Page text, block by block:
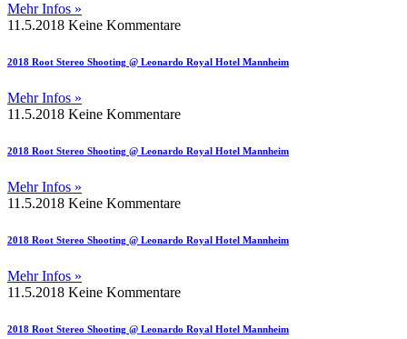
Mehr Infos »
11.5.2018 Keine Kommentare
2018 Root Stereo Shooting @ Leonardo Royal Hotel Mannheim
Mehr Infos »
11.5.2018 Keine Kommentare
2018 Root Stereo Shooting @ Leonardo Royal Hotel Mannheim
Mehr Infos »
11.5.2018 Keine Kommentare
2018 Root Stereo Shooting @ Leonardo Royal Hotel Mannheim
Mehr Infos »
11.5.2018 Keine Kommentare
2018 Root Stereo Shooting @ Leonardo Royal Hotel Mannheim